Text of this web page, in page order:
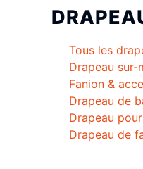
Tous les
Drapeau sur-
Fanion &
Drapeau de
Drapeau
Drapeau de